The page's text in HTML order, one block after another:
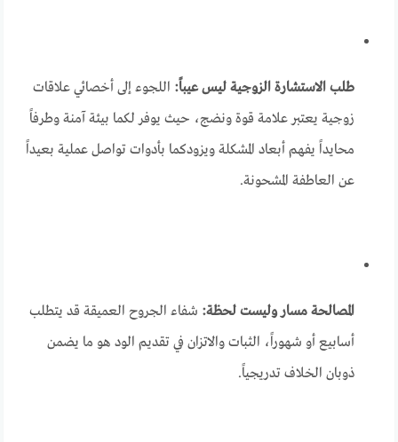
طلب الاستشارة الزوجية ليس عيباً: اللجوء إلى أخصائي علاقات
زوجية يعتبر علامة قوة ونضج، حيث يوفر لكما بيئة آمنة وطرفاً
محايداً يفهم أبعاد المشكلة ويزودكما بأدوات تواصل عملية بعيداً
عن العاطفة المشحونة.
المصالحة مسار وليست لحظة: شفاء الجروح العميقة قد يتطلب
أسابيع أو شهوراً، الثبات والاتزان في تقديم الود هو ما يضمن
ذوبان الخلاف تدريجياً.